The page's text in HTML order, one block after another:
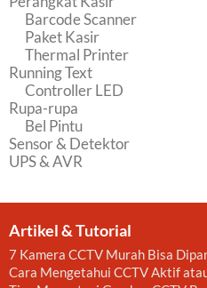
Barcode Scanner
Paket Kasir
Thermal Printer
Running Text
Controller LED
Rupa-rupa
Bel Pintu
Sensor & Detektor
UPS & AVR
Artikel & Tutorial
7 Kamera CCTV Murah Bisa
Cara Mengetahui CCTV Aktif